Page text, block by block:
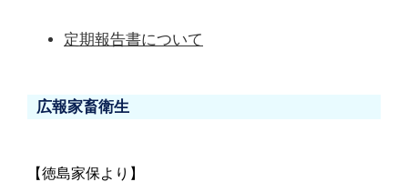
定期報告書について
広報家畜衛生
【徳島家保より】